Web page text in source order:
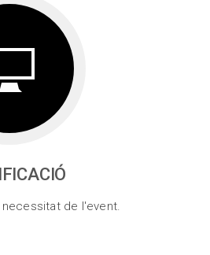
de l'event.